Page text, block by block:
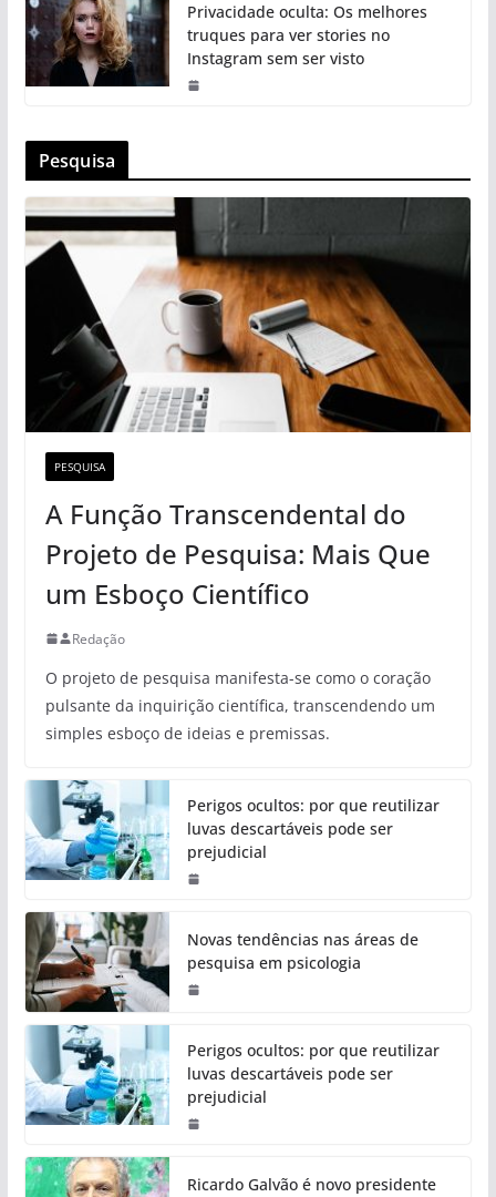
Privacidade oculta: Os melhores
truques para ver stories no
Instagram sem ser visto
Pesquisa
PESQUISA
A Função Transcendental do
Projeto de Pesquisa: Mais Que
um Esboço Científico
Redação
O projeto de pesquisa manifesta-se como o coração
pulsante da inquirição científica, transcendendo um
simples esboço de ideias e premissas.
Perigos ocultos: por que reutilizar
luvas descartáveis pode ser
prejudicial
Novas tendências nas áreas de
pesquisa em psicologia
Perigos ocultos: por que reutilizar
luvas descartáveis pode ser
prejudicial
Ricardo Galvão é novo presidente